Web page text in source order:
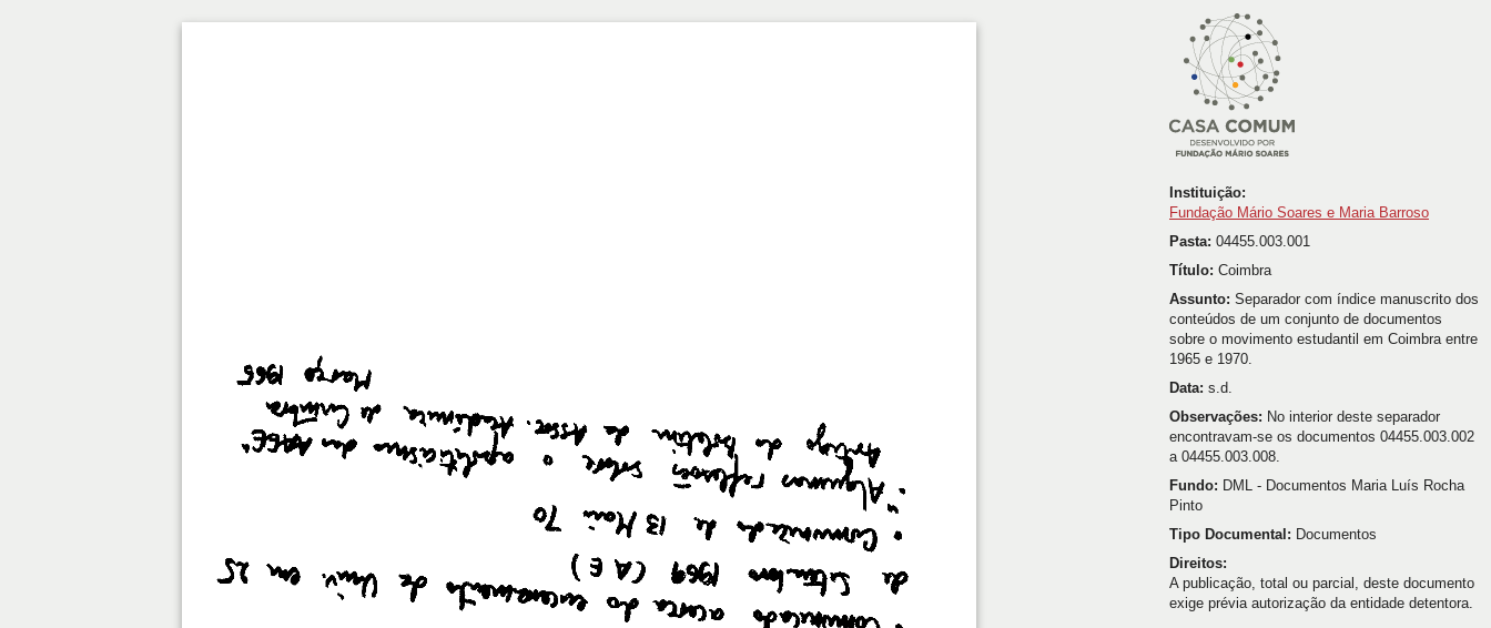
Instituição:
Fundação Mário Soares e Maria Barroso
Pasta: 04455.003.001
Título: Coimbra
Assunto: Separador com índice manuscrito dos
conteúdos de um conjunto de documentos
sobre o movimento estudantil em Coimbra entre
1965 e 1970.
Data: s.d.
Observações: No interior deste separador
encontravam-se os documentos 04455.003.002
a 04455.003.008.
Fundo: DML - Documentos Maria Luís Rocha
Pinto
Tipo Documental: Documentos
Direitos:
A publicação, total ou parcial, deste documento
exige prévia autorização da entidade detentora.